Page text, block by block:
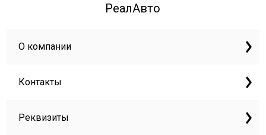
РеалАвто
О компании
Контакты
Реквизиты